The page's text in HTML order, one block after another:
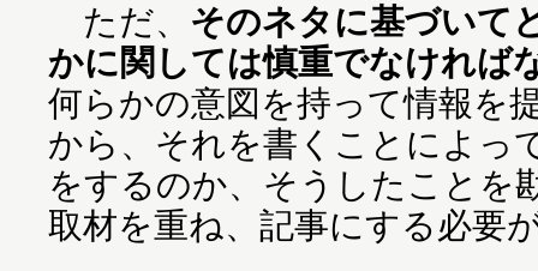
ただ、 そのネタに基づいて
かに関しては慎重でなければ
何らかの意図を持って情報を
から、それを書くことによっ
をするのか、そうしたことを
取材を重ね、記事にする必要